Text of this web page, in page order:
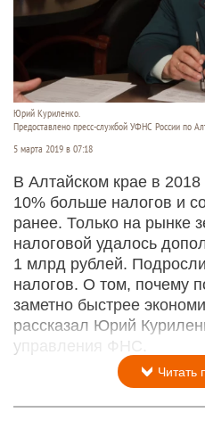
Юрий Куриленко.
Предоставлено пресс-службой УФНС России по
5 марта 2019 в 07:18
В Алтайском крае в 2018
10% больше налогов и
ранее. Только на рынке
налоговой удалось
1 млрд рублей.
налогов. О том, почему
заметно быстрее
рассказал Юрий
управления ФНС.
Читать